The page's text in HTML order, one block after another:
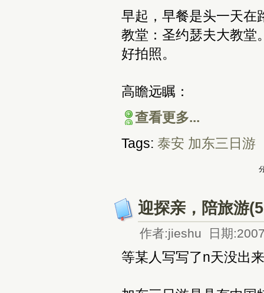
早起，早餐是头一天在
教堂：圣约瑟夫大教堂
好拍照。
高瞻远瞩：
查看更多...
Tags: 泰安 加东三日游
迎探亲，陪旅游
作者:jieshu 日期
等某人写写了n天没出